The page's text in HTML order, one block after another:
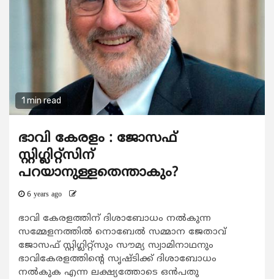
1 min read
ഭാവി കേരളം : ജോസഫ്
സ്റ്റിഗ്ലിറ്റ്‌സിന്
പറയാനുള്ളതെന്താകും?
6 years ago
ഭാവി കേരളത്തിന് ദിശാബോധം നല്‍കുന്ന
സമ്മേളനത്തില്‍ നൊബേല്‍ സമ്മാന ജേതാവ്
ജോസഫ് സ്റ്റിഗ്ലിറ്റ്‌സും സൗമ്യ സ്വാമിനാഥനും
ഭാവികേരളത്തിന്റെ സൃഷ്ടിക്ക് ദിശാബോധം
നല്‍കുക എന്ന ലക്ഷ്യത്തോടെ ഒന്‍പതു